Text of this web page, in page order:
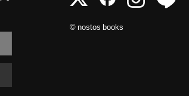
© nostos books